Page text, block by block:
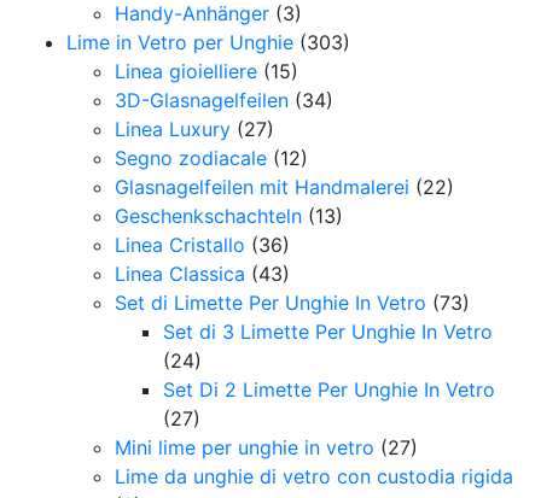
Handy-Anhänger (3)
Lime in Vetro per Unghie (303)
Linea gioielliere (15)
3D-Glasnagelfeilen (34)
Linea Luxury (27)
Segno zodiacale (12)
Glasnagelfeilen mit Handmalerei (22)
Geschenkschachteln (13)
Linea Cristallo (36)
Linea Classica (43)
Set di Limette Per Unghie In Vetro (73)
Set di 3 Limette Per Unghie In Vetro
(24)
Set Di 2 Limette Per Unghie In Vetro
(27)
Mini lime per unghie in vetro (27)
Lime da unghie di vetro con custodia rigida